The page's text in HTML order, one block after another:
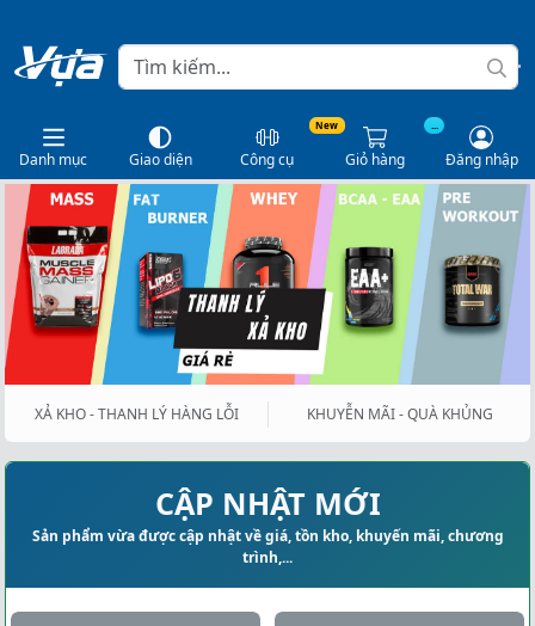
Danh mục Giao diện
New
Công cụ
...
Giỏ hàng Đăng nhập
XẢ KHO - THANH LÝ HÀNG LỖI KHUYỄN MÃI - QUÀ KHỦNG
CẬP NHẬT MỚI
Sản phẩm vừa được cập nhật về giá, tồn kho, khuyến mãi, chương
trình,...